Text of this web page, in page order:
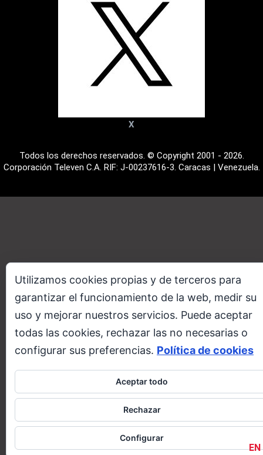
EN
Utilizamos cookies propias y de terceros para
garantizar el funcionamiento de la web, medir su
uso y mejorar nuestros servicios. Puede aceptar
todas las cookies, rechazar las no necesarias o
configurar sus preferencias. Política de cookies
Aceptar todo
Rechazar
Configurar
X
Todos los derechos reservados. © Copyright 2001 - 2026.
Corporación Televen C.A. RIF: J-00237616-3. Caracas | Venezuela.